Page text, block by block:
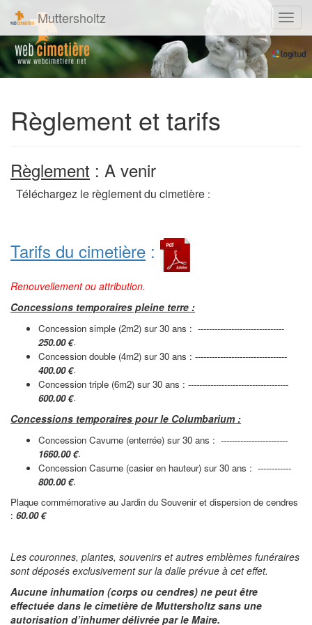
Muttersholtz
Règlement et tarifs
Règlement : A venir
Téléchargez le règlement du cimetière :
Tarifs du cimetière :
Renouvellement ou attribution.
Concessions temporaires pleine terre :
Concession simple (2m2) sur 30 ans : -------------------------------
250.00 €.
Concession double (4m2) sur 30 ans : ---------------------------------
400.00 €.
Concession triple (6m2) sur 30 ans : ------------------------------------
600.00 €.
Concessions temporaires pour le Columbarium :
Concession Cavurne (enterrée) sur 30 ans : ------------------------
1660.00 €.
Concession Casurne (casier en hauteur) sur 30 ans : ------------
800.00 €.
Plaque commémorative au Jardin du Souvenir et dispersion de cendres
: 60.00 €
Les couronnes, plantes, souvenirs et autres emblèmes funéraires
sont déposés exclusivement sur la dalle prévue à cet effet.
Aucune inhumation (corps ou cendres) ne peut être
effectuée dans le cimetière de Muttersholtz sans une
autorisation d’inhumerdélivrée par le Maire.